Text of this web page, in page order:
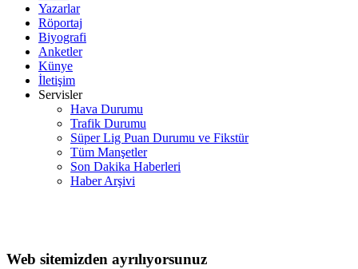
Yazarlar
Röportaj
Biyografi
Anketler
Künye
İletişim
Servisler
Hava Durumu
Trafik Durumu
Süper Lig Puan Durumu ve Fikstür
Tüm Manşetler
Son Dakika Haberleri
Haber Arşivi
Web sitemizden ayrılıyorsunuz